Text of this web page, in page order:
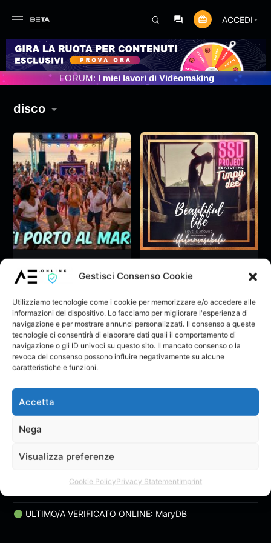
Gestisci Consenso Cookie
Utilizziamo tecnologie come i cookie per memorizzare e/o accedere alle
informazioni del dispositivo. Lo facciamo per migliorare l'esperienza di
navigazione e per mostrare annunci personalizzati. Il consenso a queste
tecnologie ci consentirà di elaborare dati quali il comportamento di
navigazione o gli ID univoci su questo sito. Il mancato consenso o la
revoca del consenso possono influire negativamente su alcune
caratteristiche e funzioni.
Accetta
Nega
Visualizza preferenze
Cookie PolicyPrivacy StatementImprint
ACCEDI
PROGRAMMATO 3/07/2025
FORUM: I miei lavori di Videomaking
disco
Ti porto al mare –
Fabio Bollati (disco
remix)
Fabio Bollati
SSD PROJECT –
BEAUTIFUL LIFE
Feat.TIMPY DEE
(DONATA
BRISCHETTO)
ssdproject
Joba – Di più non c’è
ULTIMO/A VERIFICATO ONLINE: MaryDB